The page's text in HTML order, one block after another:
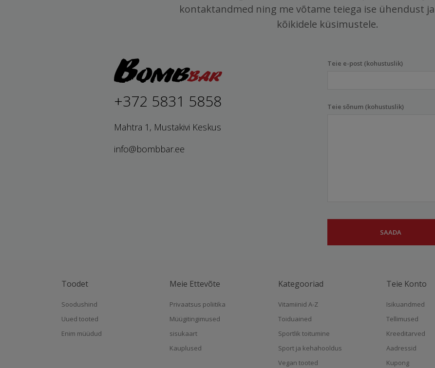
kontaktandmed ning me võtame teiega ise ühendust
kõikidele küsimustele.
+372 5831 5858
Mahtra 1, Mustakivi Keskus
info@bombbar.ee
Teie e-post (kohustuslik)
Teie sõnum (kohustuslik)
Toodet
Soodushind
Uued tooted
Enim müüdud
Meie Ettevõte
Privaatsus poliitika
Müügitingimused
sisukaart
Kauplused
Kategooriad
Vitamiinid A-Z
Toiduained
Sportlik toitumine
Sport ja kehahooldus
Vegan tooted
Teie Konto
Isikuandmed
Tellimused
Kreeditarved
Aadressid
Kupong